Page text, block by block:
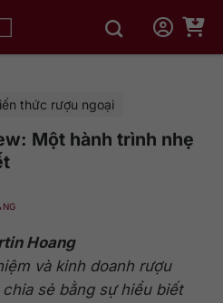
thức rượu ngoại
Một hành trình nhẹ
Hoang
và kinh doanh rượu
sẻ bằng sự hiểu biết